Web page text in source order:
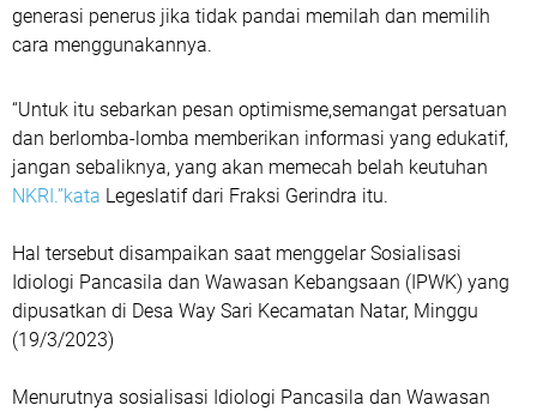
generasi penerus jika tidak pandai memilah dan memilih
cara menggunakannya.
“Untuk itu sebarkan pesan optimisme,semangat persatuan
dan berlomba-lomba memberikan informasi yang edukatif,
jangan sebaliknya, yang akan memecah belah keutuhan
NKRI.”kata Legeslatif dari Fraksi Gerindra itu.
Hal tersebut disampaikan saat menggelar Sosialisasi
Idiologi Pancasila dan Wawasan Kebangsaan (IPWK) yang
dipusatkan di Desa Way Sari Kecamatan Natar, Minggu
(19/3/2023)
Menurutnya sosialisasi Idiologi Pancasila dan Wawasan